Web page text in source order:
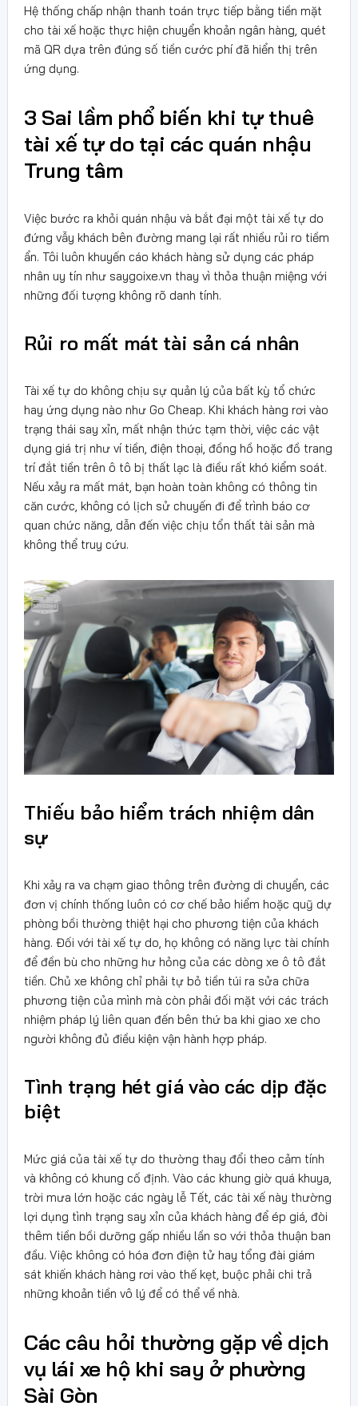
Hệ thống chấp nhận thanh toán trực tiếp bằng tiền mặt
cho tài xế hoặc thực hiện chuyển khoản ngân hàng, quét
mã QR dựa trên đúng số tiền cước phí đã hiển thị trên
ứng dụng.
3 Sai lầm phổ biến khi tự thuê
tài xế tự do tại các quán nhậu
Trung tâm
Việc bước ra khỏi quán nhậu và bắt đại một tài xế tự do
đứng vẫy khách bên đường mang lại rất nhiều rủi ro tiềm
ẩn. Tôi luôn khuyến cáo khách hàng sử dụng các pháp
nhân uy tín như saygoixe.vn thay vì thỏa thuận miệng với
những đối tượng không rõ danh tính.
Rủi ro mất mát tài sản cá nhân
Tài xế tự do không chịu sự quản lý của bất kỳ tổ chức
hay ứng dụng nào như Go Cheap. Khi khách hàng rơi vào
trạng thái say xỉn, mất nhận thức tạm thời, việc các vật
dụng giá trị như ví tiền, điện thoại, đồng hồ hoặc đồ trang
trí đắt tiền trên ô tô bị thất lạc là điều rất khó kiểm soát.
Nếu xảy ra mất mát, bạn hoàn toàn không có thông tin
căn cước, không có lịch sử chuyến đi để trình báo cơ
quan chức năng, dẫn đến việc chịu tổn thất tài sản mà
không thể truy cứu.
Thiếu bảo hiểm trách nhiệm dân
sự
Khi xảy ra va chạm giao thông trên đường di chuyển, các
đơn vị chính thống luôn có cơ chế bảo hiểm hoặc quỹ dự
phòng bồi thường thiệt hại cho phương tiện của khách
hàng. Đối với tài xế tự do, họ không có năng lực tài chính
để đền bù cho những hư hỏng của các dòng xe ô tô đắt
tiền. Chủ xe không chỉ phải tự bỏ tiền túi ra sửa chữa
phương tiện của mình mà còn phải đối mặt với các trách
nhiệm pháp lý liên quan đến bên thứ ba khi giao xe cho
người không đủ điều kiện vận hành hợp pháp.
Tình trạng hét giá vào các dịp đặc
biệt
Mức giá của tài xế tự do thường thay đổi theo cảm tính
và không có khung cố định. Vào các khung giờ quá khuya,
trời mưa lớn hoặc các ngày lễ Tết, các tài xế này thường
lợi dụng tình trạng say xỉn của khách hàng để ép giá, đòi
thêm tiền bồi dưỡng gấp nhiều lần so với thỏa thuận ban
đầu. Việc không có hóa đơn điện tử hay tổng đài giám
sát khiến khách hàng rơi vào thế kẹt, buộc phải chi trả
những khoản tiền vô lý để có thể về nhà.
Các câu hỏi thường gặp về dịch
vụ lái xe hộ khi say ở phường
Sài Gòn